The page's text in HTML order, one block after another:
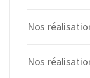
Nos
Nos